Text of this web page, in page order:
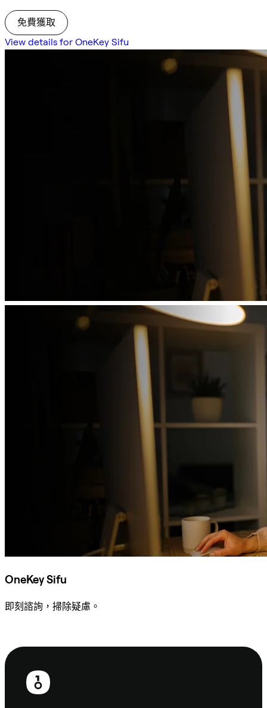
免費獲取
View details for OneKey Sifu
OneKey Sifu
即刻諮詢，掃除疑慮。
頁